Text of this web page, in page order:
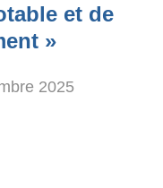
et de
»
2025